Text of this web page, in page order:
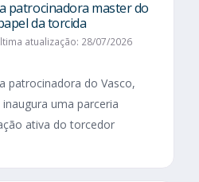
patrocinadora master do
da torcida
atualização: 28/07/2026
patrocinadora do Vasco,
uma parceria
ativa do torcedor